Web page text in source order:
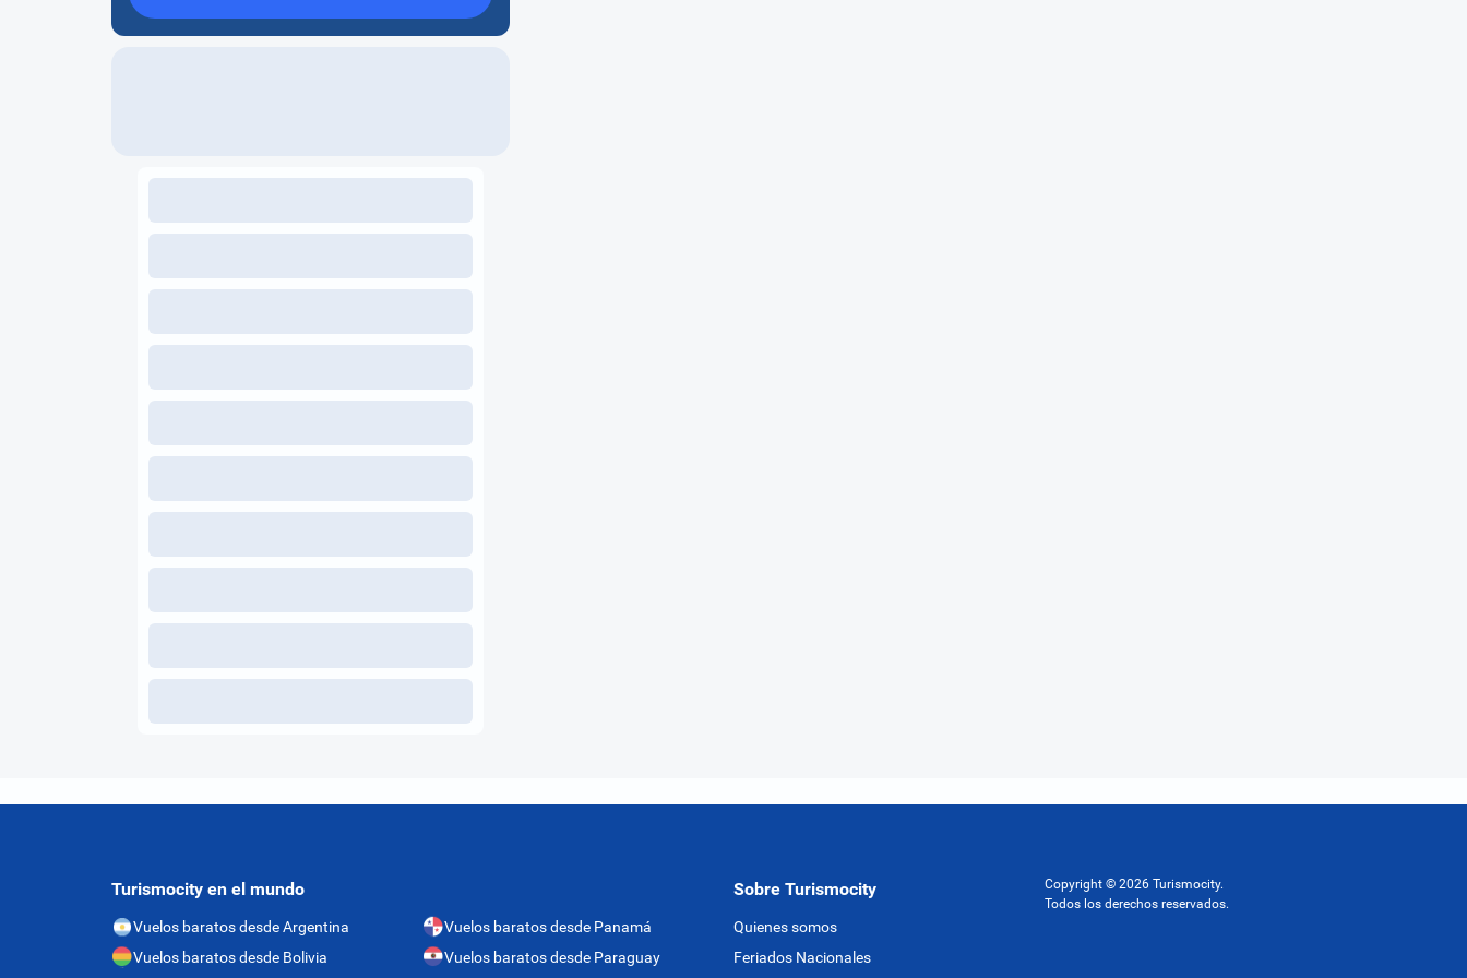
Turismocity en el mundo
Vuelos baratos desde Argentina
Vuelos baratos desde Bolivia
Vuelos baratos desde Panamá
Vuelos baratos desde Paraguay
Sobre Turismocity
Quienes somos
Feriados Nacionales
Copyright © 2026 Turismocity.
Todos los derechos reservados.